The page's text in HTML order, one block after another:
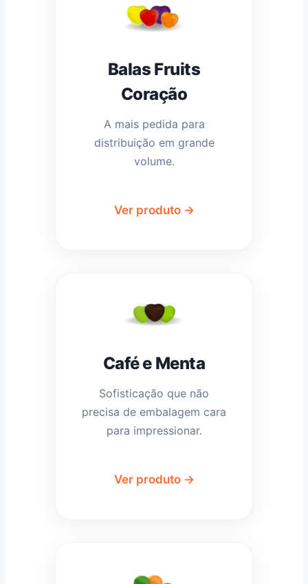
Balas Fruits
Coração
A mais pedida para
distribuição em grande
volume.
Ver produto →
Café e Menta
Sofisticação que não
precisa de embalagem cara
para impressionar.
Ver produto →